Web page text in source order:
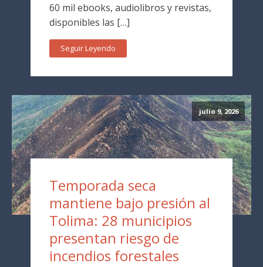
60 mil ebooks, audiolibros y revistas,
disponibles las […]
Seguir Leyendo
julio 9, 2026
Temporada seca
mantiene bajo presión al
Tolima: 28 municipios
presentan riesgo de
incendios forestales